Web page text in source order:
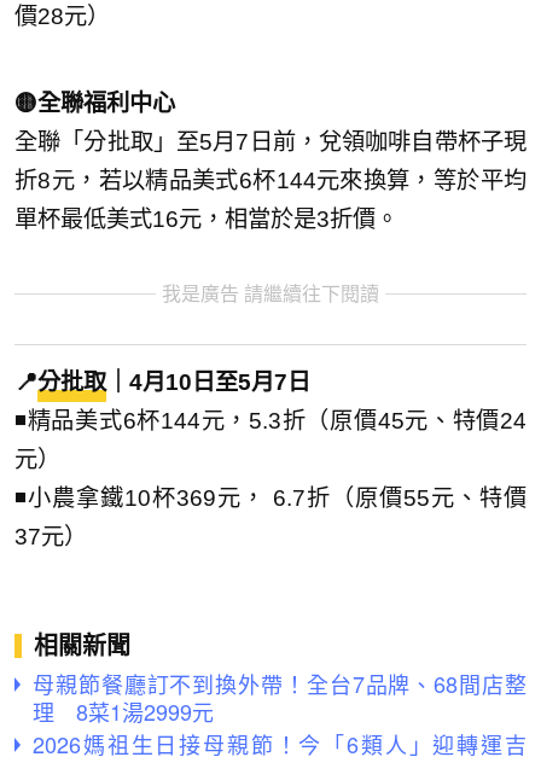
價28元）
🟡全聯福利中心
全聯「分批取」至5月7日前，兌領咖啡自帶杯子現
折8元，若以精品美式6杯144元來換算，等於平均
單杯最低美式16元，相當於是3折價。
我是廣告 請繼續往下閱讀
📍分批取 ｜4月10日至5月7日
◾精品美式6杯144元，5.3折（原價45元、特價24
元）
◾小農拿鐵10杯369元， 6.7折（原價55元、特價
37元）
相關新聞
母親節餐廳訂不到換外帶！全台7品牌、68間店整
理 8菜1湯2999元
2026媽祖生日接母親節！今「6類人」迎轉運吉